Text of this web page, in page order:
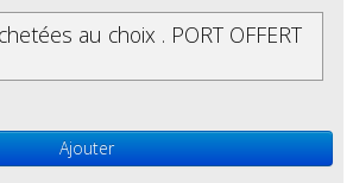
au choix . PORT OFFERT
Ajouter